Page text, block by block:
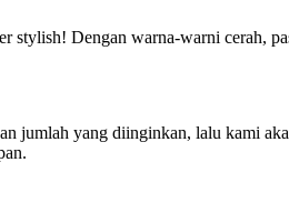
Dengan warna-warni cerah,
yang diinginkan, lalu kami